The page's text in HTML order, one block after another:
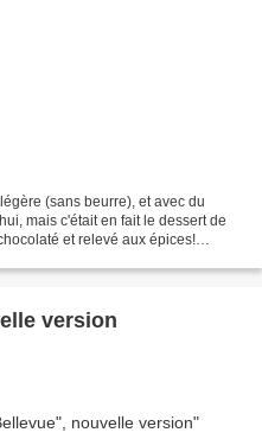
(sans beurre), et avec du
mais c'était en fait le dessert de
et relevé aux épices!
version